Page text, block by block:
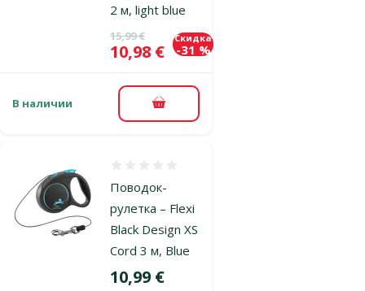
2 м, light blue
Исходная цена
15,99 €
Цена
10,98 €
Скидка
-31 %
В наличии В корзину
Поводок-
рулетка – Flexi
Black Design XS
Cord 3 м, Blue
Цена
10,99 €